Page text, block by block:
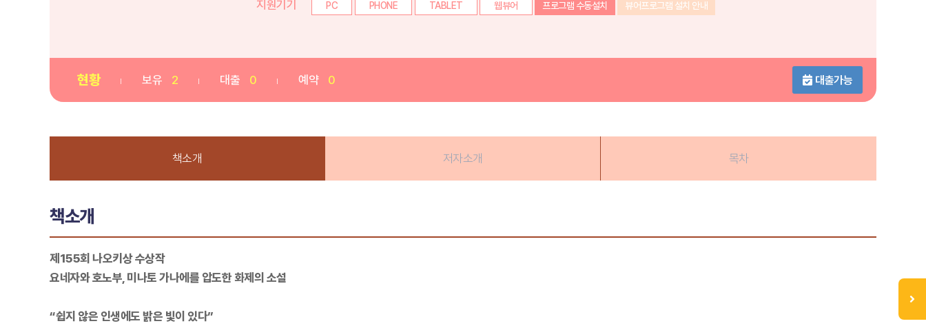
지원기기
PC PHONE TABLET 웹뷰어 프로그램 수동설치 뷰어프로그램 설치 안내
현황 보유 2 대출 0 예약 0 대출가능
책소개 저자소개 목차
책소개
제155회 나오키상 수상작
요네자와 호노부, 미나토 가나에를 압도한 화제의 소설
“쉽지 않은 인생에도 밝은 빛이 있다”